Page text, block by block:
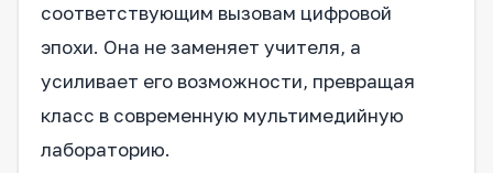
соответствующим вызовам цифровой
эпохи. Она не заменяет учителя, а
усиливает его возможности, превращая
класс в современную мультимедийную
лабораторию.